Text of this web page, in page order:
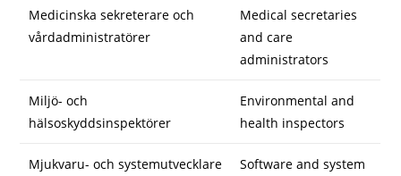
Medicinska sekreterare och
vårdadministratörer
Medical secretaries
and care
administrators
Miljö- och
hälsoskyddsinspektörer
Environmental and
health inspectors
Mjukvaru- och systemutvecklare
Software and system